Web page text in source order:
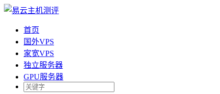
首页
国外VPS
家宽VPS
独立服务器
GPU服务器